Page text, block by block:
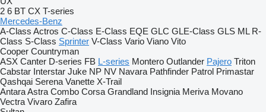
2 6 BT CX T-series
Mercedes-Benz
A-Class Actros C-Class E-Class EQE GLC GLE-Class GLS ML R-
Class S-Class Sprinter V-Class Vario Viano Vito
Cooper Countryman
ASX Canter D-series FB L-series Montero Outlander Pajero Triton
Cabstar Interstar Juke NP NV Navara Pathfinder Patrol Primastar
Qashqai Serena Vanette X-Trail
AntaraAstra Combo Corsa Grandland Insignia Meriva Movano
Vectra Vivaro Zafira